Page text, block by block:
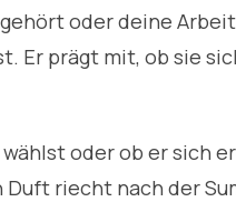
oder deine
Er prägt mit, ob sie
oder ob er sich
riecht nach der